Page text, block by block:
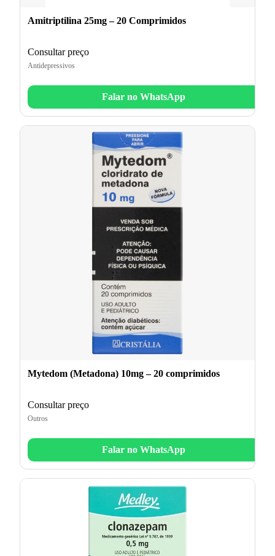
Amitriptilina 25mg – 20 Comprimidos
Consultar preço
Antidepressivos
Falar no WhatsApp
Mytedom (Metadona) 10mg – 20 comprimidos
Consultar preço
Outros
Falar no WhatsApp